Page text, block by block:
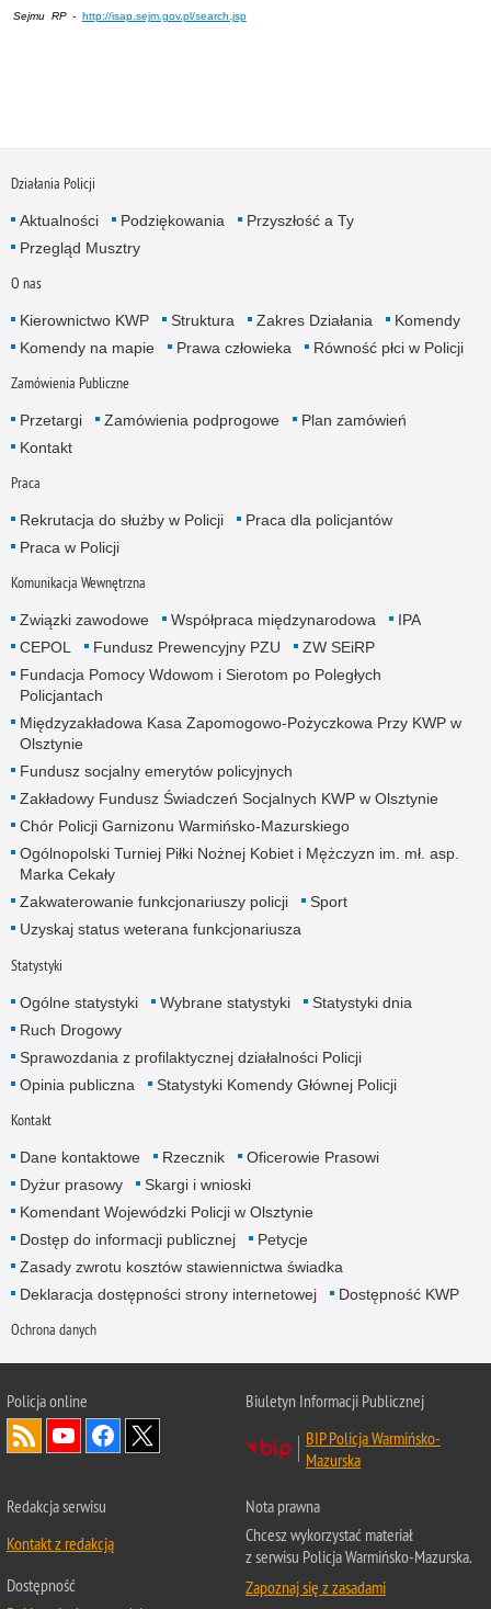
Sejmu RP - http://isap.sejm.gov.pl/search.jsp
Działania Policji
Aktualności Podziękowania
Przyszłość a Ty
Przegląd Musztry
O nas
Kierownictwo KWP Struktura Zakres Działania
Komendy
Komendy na mapie
Prawa człowieka Równość płci w Policji
Zamówienia Publiczne
Przetargi Zamówienia podprogowe
Plan zamówień
Kontakt
Praca
Rekrutacja do służby w Policji
Praca dla policjantów
Praca w Policji
Komunikacja Wewnętrzna
Związki zawodowe Współpraca międzynarodowa
IPA
CEPOL
Fundusz Prewencyjny PZU
ZW SEiRP
Fundacja Pomocy Wdowom i Sierotom po Poległych
Policjantach
Międzyzakładowa Kasa Zapomogowo-Pożyczkowa Przy KWP w
Olsztynie
Fundusz socjalny emerytów policyjnych
Zakładowy Fundusz Świadczeń Socjalnych KWP w Olsztynie
Chór Policji Garnizonu Warmińsko-Mazurskiego
Ogólnopolski Turniej Piłki Nożnej Kobiet i Mężczyzn im. mł. asp.
Marka Cekały
Zakwaterowanie funkcjonariuszy policji
Sport
Uzyskaj status weterana funkcjonariusza
Statystyki
Ogólne statystyki Wybrane statystyki
Statystyki dnia
Ruch Drogowy
Sprawozdania z profilaktycznej działalności Policji
Opinia publiczna
Statystyki Komendy Głównej Policji
Kontakt
Dane kontaktowe Rzecznik
Oficerowie Prasowi
Dyżur prasowy
Skargi i wnioski
Komendant Wojewódzki Policji w Olsztynie
Dostęp do informacji publicznej
Petycje
Zasady zwrotu kosztów stawiennictwa świadka
Deklaracja dostępności strony internetowej
Dostępność KWP
Ochrona danych
Policja online
Biuletyn Informacji Publicznej
BIP Policja Warmińsko-
Mazurska
Redakcja serwisu
Kontakt z redakcją
Dostępność
Nota prawna
Chcesz wykorzystać materiał
z serwisu Policja Warmińsko-Mazurska.
Zapoznaj się z zasadami